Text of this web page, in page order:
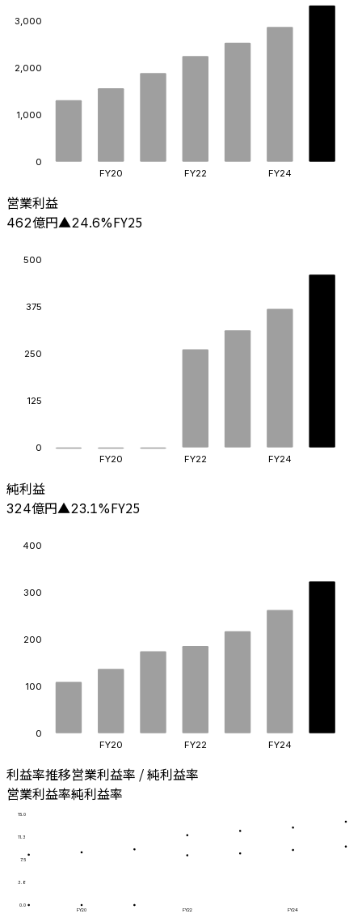
0
1,000
2,000
3,000
FY20 FY22 FY24
営業利益
462億円▲24.6%FY25
0
125
250
375
500
FY20 FY22 FY24
純利益
324億円▲23.1%FY25
0
100
200
300
400
FY20 FY22 FY24
利益率推移営業利益率 / 純利益率
営業利益率純利益率
0.0
3.8
7.5
11.3
15.0
FY20 FY22 FY24